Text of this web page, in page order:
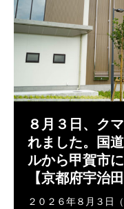
８月３日、ク
れました。国
ルから甲賀市
【京都府宇治
２０２６年８月３日